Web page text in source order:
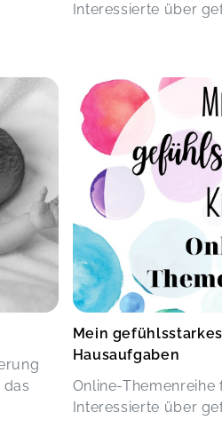
Interessierte über
Mein
Hausaufgaben
Online-
Interessierte über